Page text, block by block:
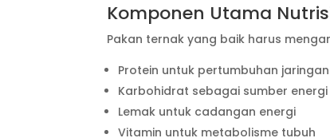
Komponen Utama
Pakan ternak yang baik harus
Protein untuk pertumbuhan jaringan
Karbohidrat sebagai sumber energi
Lemak untuk cadangan energi
Vitamin untuk metabolisme tubuh